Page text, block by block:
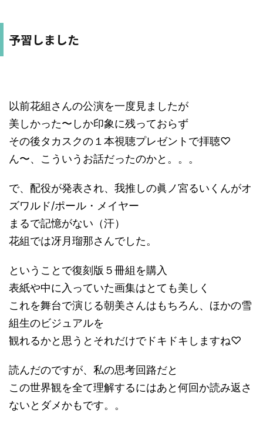
予習しました
以前花組さんの公演を一度見ましたが
美しかった〜しか印象に残っておらず
その後タカスクの１本視聴プレゼントで拝聴♡
ん〜、こういうお話だったのかと。。。
で、配役が発表され、我推しの眞ノ宮るいくんがオ
ズワルド/ポール・メイヤー
まるで記憶がない（汗）
花組では冴月瑠那さんでした。
ということで復刻版５冊組を購入
表紙や中に入っていた画集はとても美しく
これを舞台で演じる朝美さんはもちろん、ほかの雪
組生のビジュアルを
観れるかと思うとそれだけでドキドキしますね♡
読んだのですが、私の思考回路だと
この世界観を全て理解するにはあと何回か読み返さ
ないとダメかもです。。